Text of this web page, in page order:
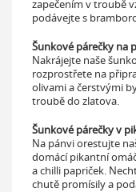
zapečením v troubě
podávejte s
Šunkové párečky na
Nakrájejte naše
rozprostřete na
olivami a čerstvými
troubě do zlatova.
Šunkové párečky v
Na pánvi orestujte
domácí pikantní
a chilli papriček.
chutě promísily a